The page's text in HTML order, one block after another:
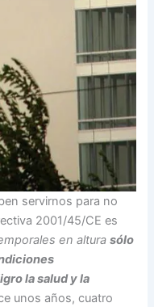
servirnos para no
2001/45/CE es
en alturasólo
la salud y la
unos años, cuatro